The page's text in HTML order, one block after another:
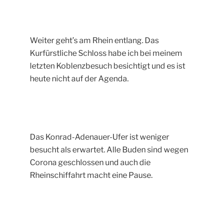
Weiter geht’s am Rhein entlang. Das
Kurfürstliche Schloss habe ich bei meinem
letzten Koblenzbesuch besichtigt und es ist
heute nicht auf der Agenda.
Das Konrad-Adenauer-Ufer ist weniger
besucht als erwartet. Alle Buden sind wegen
Corona geschlossen und auch die
Rheinschiffahrt macht eine Pause.